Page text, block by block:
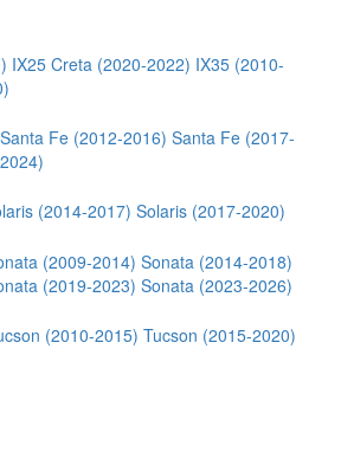
IX25 Creta (2020-2022) IX35 (2010-
Santa Fe (2012-2016) Santa Fe (2017-
(2014-2017) Solaris (2017-2020)
(2009-2014) Sonata (2014-2018)
(2019-2023) Sonata (2023-2026)
(2010-2015) Tucson (2015-2020)